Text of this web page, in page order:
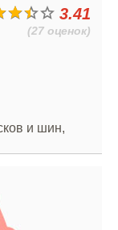
3.41
(27 оценок)
и шин,